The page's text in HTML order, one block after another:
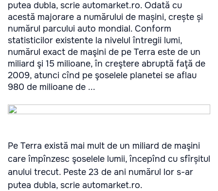
putea dubla, scrie automarket.ro. Odată cu
acestă majorare a numărului de mașini, crește și
numărul parcului auto mondial. Conform
statisticilor existente la nivelul întregii lumi,
numărul exact de maşini de pe Terra este de un
miliard şi 15 milioane, în creştere abruptă faţă de
2009, atunci cînd pe şoselele planetei se aflau
980 de milioane de ...
Pe Terra există mai mult de un miliard de maşini
care împînzesc şoselele lumii, începînd cu sfîrșitul
anului trecut. Peste 23 de ani numărul lor s-ar
putea dubla, scrie automarket.ro.